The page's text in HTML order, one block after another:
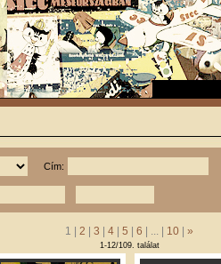
Cím:
1 | 2 | 3 | 4 | 5 | 6 | ... | 10 | »
1-12/109. találat